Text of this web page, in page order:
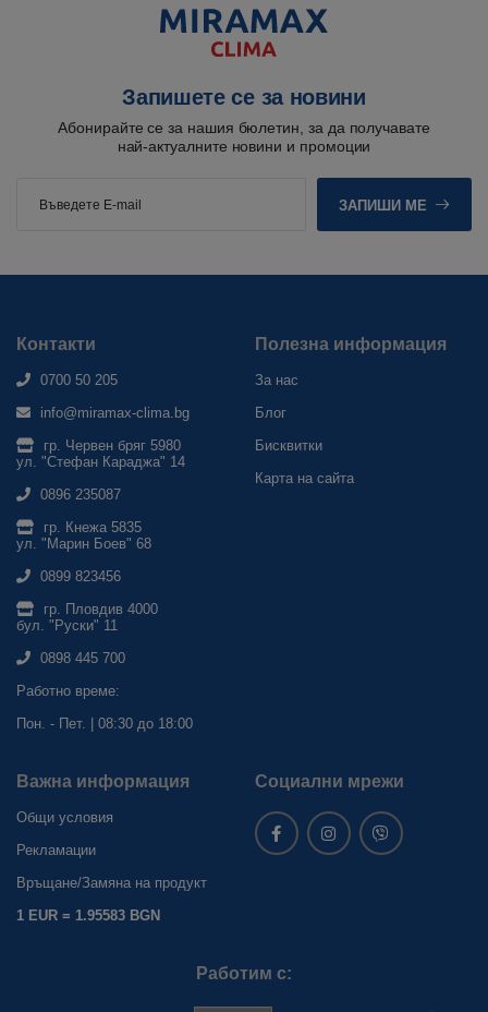
Запишете се за новини
Абонирайте се за нашия бюлетин, за да получавате
най-актуалните новини и промоции
ЗАПИШИ МЕ
Контакти
0700 50 205
info@miramax-clima.bg
гр. Червен бряг 5980
ул. "Стефан Караджа" 14
0896 235087
гр. Кнежа 5835
ул. "Марин Боев" 68
0899 823456
гр. Пловдив 4000
бул. "Руски" 11
0898 445 700
Работно време:
Пон. - Пет. | 08:30 до 18:00
Полезна информация
За нас
Блог
Бисквитки
Карта на сайта
Важна информация
Общи условия
Рекламации
Връщане/Замяна на продукт
1 EUR = 1.95583 BGN
Социални мрежи
Работим с: